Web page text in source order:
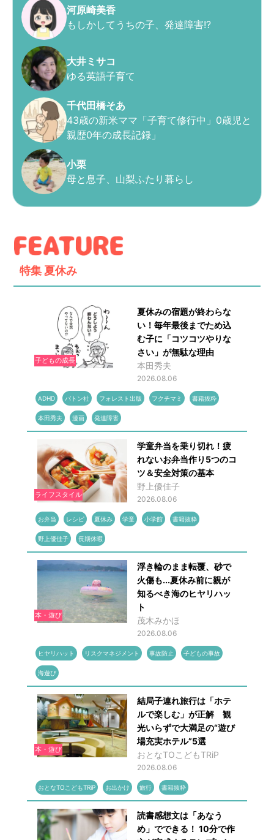
河原崎美香
もしかしてうちの子、発達障害!?
大井ミサコ
ゆる英語子育て
千代田橋そあ
43歳の新米ママ「子育て修行中」0歳児と
親歴0年の成長記録」
小栗
母と息子、山梨ふたり暮らし
特集 夏休み
子どもの成長
夏休みの宿題が終わらな
い！毎年最後までため込
む子に「コツコツやりな
さい」が無駄な理由
本田秀夫
2026.08.06
ADHD バトン社 フォレスト出版 フクチマミ 書籍抜粋
本田秀夫 漫画 発達障害
ライフスタイル
学童弁当を乗り切れ！疲
れないお弁当作り5つのコ
ツ＆安全対策の基本
野上優佳子
2026.08.06
お弁当 レシピ 夏休み 学童 小学館 書籍抜粋
野上優佳子 長期休暇
本・遊び
浮き輪のまま転覆、砂で
火傷も...夏休み前に親が
知るべき海のヒヤリハッ
ト
茂木みかほ
2026.08.06
ヒヤリハット リスクマネジメント 事故防止 子どもの事故
海遊び
本・遊び
結局子連れ旅行は「ホテ
ルで楽しむ」が正解 観
光いらずで大満足の“遊び
場充実ホテル”5選
おとなTOこどもTRiP
2026.08.06
おとなTOこどもTRiP お出かけ 旅行 書籍抜粋
読書感想文は「あなう
め」でできる！ 10分で作